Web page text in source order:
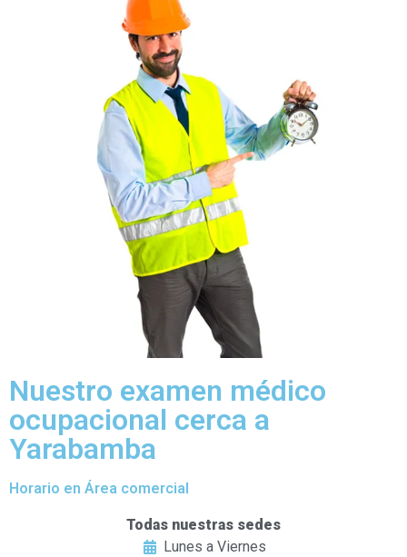
Nuestro examen médico
ocupacional cerca a
Yarabamba
Horario en Área comercial
Todas nuestras sedes
Lunes a Viernes